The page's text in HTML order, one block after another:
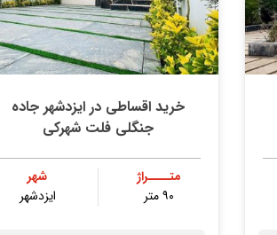
خرید اقساطی در ایزدشهر جاده
جنگلی فلت شهرکی
متــــراژ
۹۰ متر
شهر
ایزدشهر